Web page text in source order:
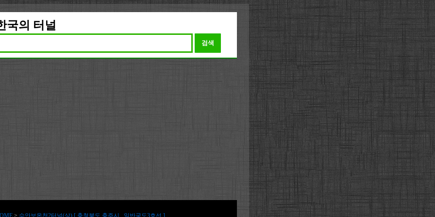
국의 터널
검색
> 수안보온천2터널(상) [ 충청북도 충주시 , 일반국도3호선 ]